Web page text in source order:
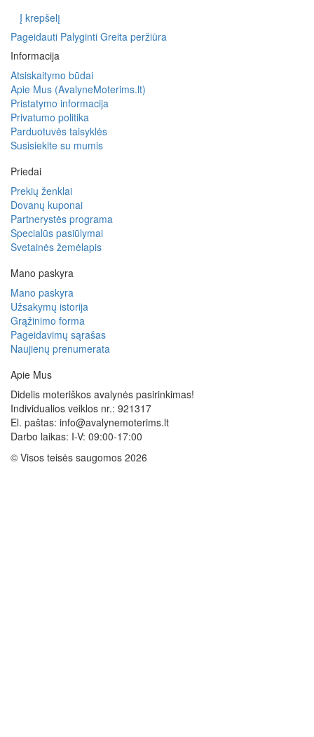
Į krepšelį
Pageidauti Palyginti Greita peržiūra
Informacija
Atsiskaitymo būdai
Apie Mus (AvalyneMoterims.lt)
Pristatymo informacija
Privatumo politika
Parduotuvės taisyklės
Susisiekite su mumis
Priedai
Prekių ženklai
Dovanų kuponai
Partnerystės programa
Specialūs pasiūlymai
Svetainės žemėlapis
Mano paskyra
Mano paskyra
Užsakymų istorija
Grąžinimo forma
Pageidavimų sąrašas
Naujienų prenumerata
Apie Mus
Didelis moteriškos avalynės pasirinkimas!
Individualios veiklos nr.: 921317
El. paštas: info@avalynemoterims.lt
Darbo laikas: I-V: 09:00-17:00
© Visos teisės saugomos 2026